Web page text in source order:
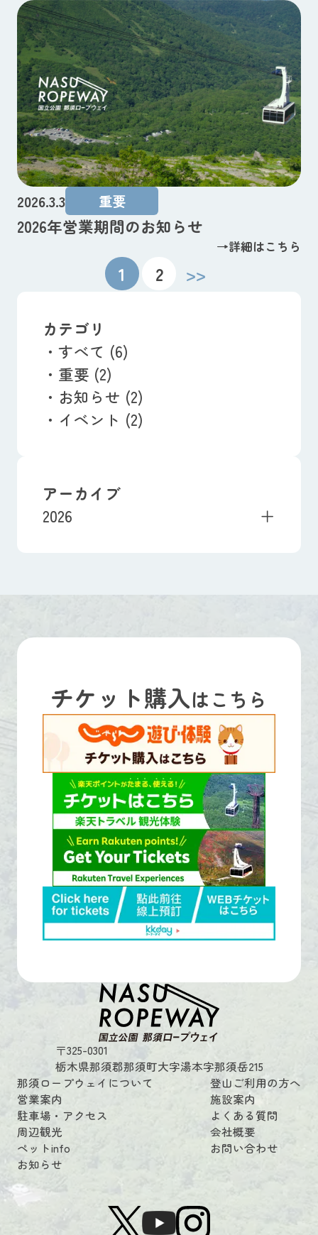
2026.3.3 重要
2026年営業期間のお知らせ
→詳細はこちら
1 2 >>
カテゴリ
すべて (6)
重要 (2)
お知らせ (2)
イベント (2)
アーカイブ
2026
チケット購入はこちら
〒325-0301
栃木県那須郡那須町大字湯本字那須岳215
那須ロープウェイについて
営業案内
駐車場・アクセス
周辺観光
ペットinfo
お知らせ
登山ご利用の方へ
施設案内
よくある質問
会社概要
お問い合わせ